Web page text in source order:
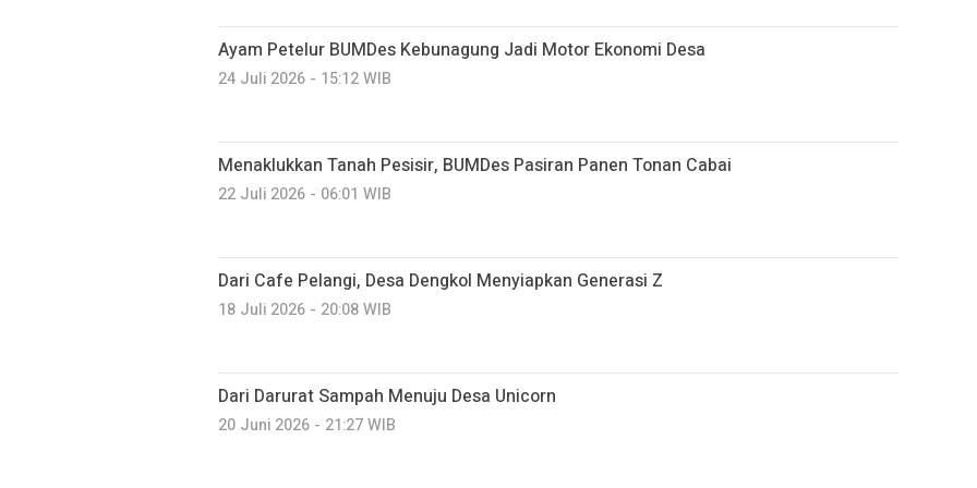
Ayam Petelur BUMDes Kebunagung Jadi Motor Ekonomi Desa
24 Juli 2026 - 15:12 WIB
Menaklukkan Tanah Pesisir, BUMDes Pasiran Panen Tonan Cabai
22 Juli 2026 - 06:01 WIB
Dari Cafe Pelangi, Desa Dengkol Menyiapkan Generasi Z
18 Juli 2026 - 20:08 WIB
Dari Darurat Sampah Menuju Desa Unicorn
20 Juni 2026 - 21:27 WIB